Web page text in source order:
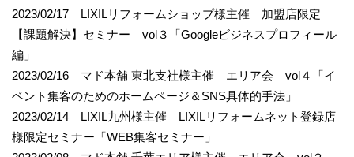
2023/02/17 LIXILリフォームショップ様主催 加盟店限定
【課題解決】セミナー vol３「Googleビジネスプロフィール
編」
2023/02/16 マド本舗 東北支社様主催 エリア会 vol４「イ
ベント集客のためのホームページ＆SNS具体的手法」
2023/02/14 LIXIL九州様主催 LIXILリフォームネット登録店
様限定セミナー「WEB集客セミナー」